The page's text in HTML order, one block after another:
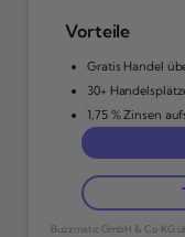
Vorteile
Gratis Handel
30+
1,75 % Zinsen
Buzzmatic GmbH & Co. KG